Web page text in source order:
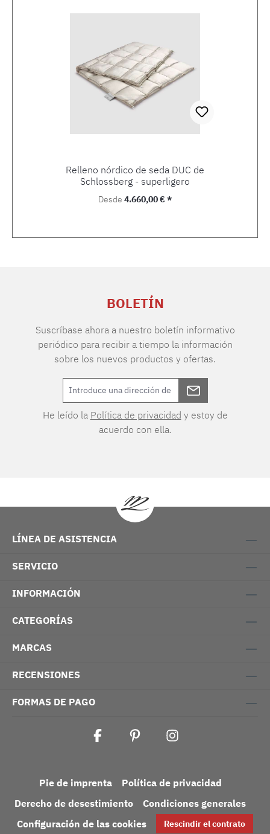
Relleno nórdico de seda DUC de
Schlossberg - superligero
Precio normal:
Desde 4.660,00 € *
BOLETÍN
Suscríbase ahora a nuestro boletín informativo
periódico para recibir a tiempo la información
sobre los nuevos productos y ofertas.
He leído la Política de privacidad y estoy de
acuerdo con ella.
LÍNEA DE ASISTENCIA
SERVICIO
INFORMACIÓN
CATEGORÍAS
MARCAS
RECENSIONES
FORMAS DE PAGO
Pie de imprenta
Política de privacidad
Derecho de desestimiento
Condiciones generales
Configuración de las cookies
Rescindir el contrato